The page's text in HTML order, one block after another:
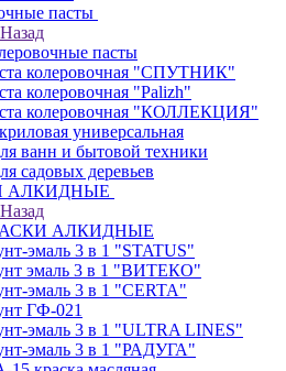
пасты
Назад
пасты
колеровочная "СПУТНИК"
колеровочная "Palizh"
колеровочная "КОЛЛЕКЦИЯ"
универсальная
ванн и бытовой техники
садовых деревьев
АЛКИДНЫЕ
Назад
АЛКИДНЫЕ
эмаль 3 в 1 "STATUS"
эмаль 3 в 1 "ВИТЕКО"
эмаль 3 в 1 "CERTA"
ГФ-021
эмаль 3 в 1 "ULTRA LINES"
эмаль 3 в 1 "РАДУГА"